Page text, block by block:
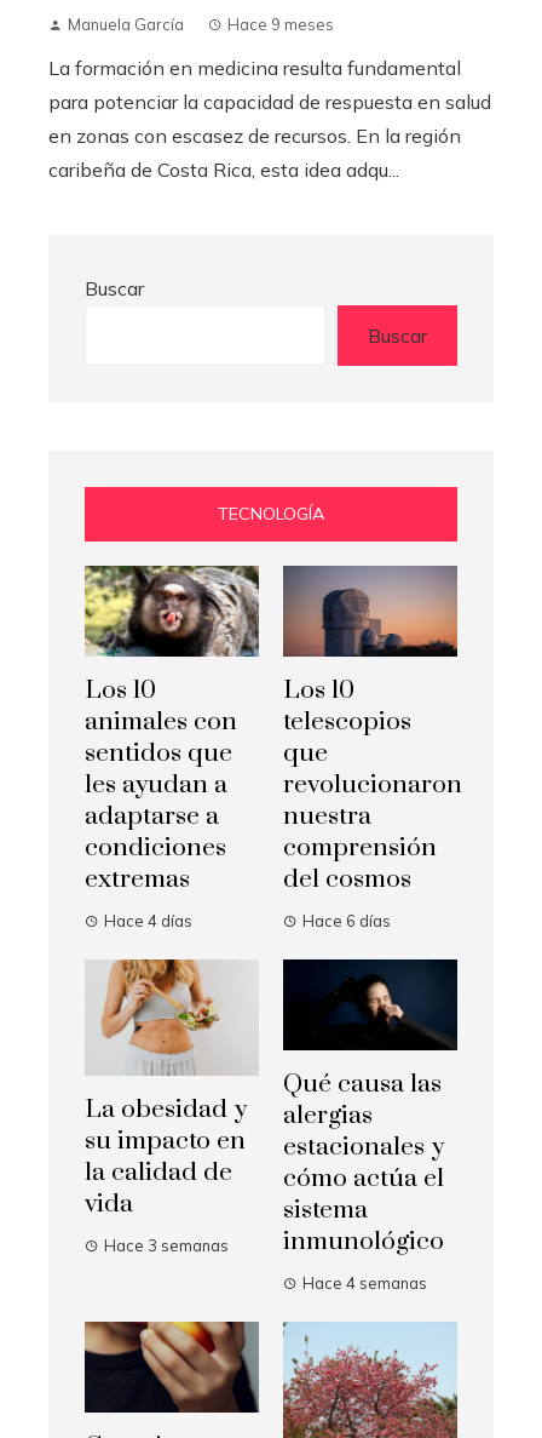
Manuela García Hace 9 meses
La formación en medicina resulta fundamental
para potenciar la capacidad de respuesta en salud
en zonas con escasez de recursos. En la región
caribeña de Costa Rica, esta idea adqu...
Buscar
Buscar
TECNOLOGÍA
Los 10
animales con
sentidos que
les ayudan a
adaptarse a
condiciones
extremas
Hace 4 días
Los 10
telescopios
que
revolucionaron
nuestra
comprensión
del cosmos
Hace 6 días
La obesidad y
su impacto en
la calidad de
vida
Hace 3 semanas
Qué causa las
alergias
estacionales y
cómo actúa el
sistema
inmunológico
Hace 4 semanas